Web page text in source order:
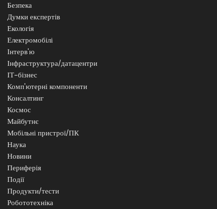
Безпека
Думки експертів
Екологія
Електромобілі
Інтерв'ю
Інфраструктура/датацентри
ІТ-бізнес
Комп'ютерні компоненти
Консалтинг
Космос
Майбутнє
Мобільні пристрої/ПК
Наука
Новини
Периферія
Події
Продукти/тести
Робототехніка